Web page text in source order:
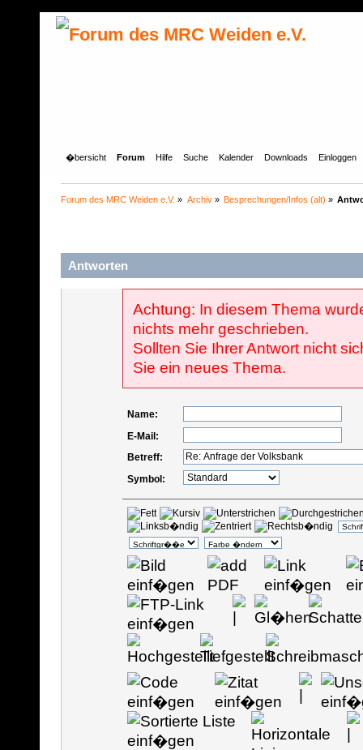
�bersicht Forum Hilfe Suche Kalender Downloads Einloggen
Forum des MRC Weiden e.V. » Archiv» Besprechungen/Infos (alt) »
Antworten
Achtung: In diesem Thema
nichts mehr geschrieben.
Sollten Sie Ihrer Antwort nicht
Sie ein neues Thema.
Name:
E-Mail:
Betreff:
Symbol: